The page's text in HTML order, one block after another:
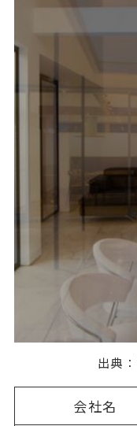
出典：
会社名